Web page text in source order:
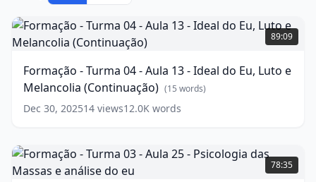
Formação
-
Turma
Aula
13
do
Eu,
Luto
89:09
Formação - Turma 04 - Aula 13 - Ideal do Eu, Luto e
Melancolia (Continuação) (15 words)
Dec 30, 202514 views12.0K words
Formação
-
Turma
78:35